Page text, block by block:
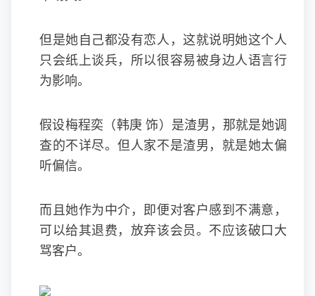
但是她自己都没有恋人，这就说明她这个人
只会纸上谈兵，所以很容易被身边人语言行
为影响。
假设梅程奕（韩庚 饰）是渣男，那就是她调
查的不详尽。但人家不是渣男，就是她太偏
听偏信。
而且她作为中介，即便对客户感到不满意，
可以给其退费，放弃该会员。不应该破口大
骂客户。